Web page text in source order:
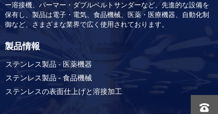
ー溶接機、パーマー・ダブルベルトサンダーなど、先進的な設備を
保有し、製品は電子・電気、食品機械、医薬・医療機器、自動化制
御など、さまざまな業界で広く使用されております。
製品情報
ステンレス製品 - 医薬機器
ステンレス製品 - 食品機械
ステンレスの表面仕上げと溶接加工
